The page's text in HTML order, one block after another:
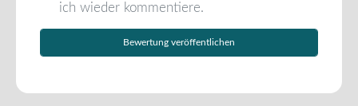
ich wieder kommentiere.